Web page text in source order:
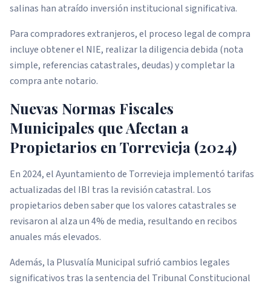
salinas han atraído inversión institucional significativa.
Para compradores extranjeros, el proceso legal de compra
incluye obtener el NIE, realizar la diligencia debida (nota
simple, referencias catastrales, deudas) y completar la
compra ante notario.
Nuevas Normas Fiscales
Municipales que Afectan a
Propietarios en Torrevieja (2024)
En 2024, el Ayuntamiento de Torrevieja implementó tarifas
actualizadas del IBI tras la revisión catastral. Los
propietarios deben saber que los valores catastrales se
revisaron al alza un 4% de media, resultando en recibos
anuales más elevados.
Además, la Plusvalía Municipal sufrió cambios legales
significativos tras la sentencia del Tribunal Constitucional